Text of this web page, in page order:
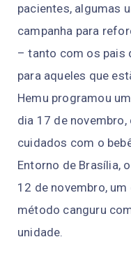
pacientes, algumas
campanha para
– tanto com os pais
para aqueles que
Hemu programou
dia 17 de
cuidados com o
Entorno de Brasília,
12 de novembro,
método canguru
unidade.